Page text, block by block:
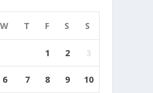
W T F S S
1 2 3
6 7 8 9 10